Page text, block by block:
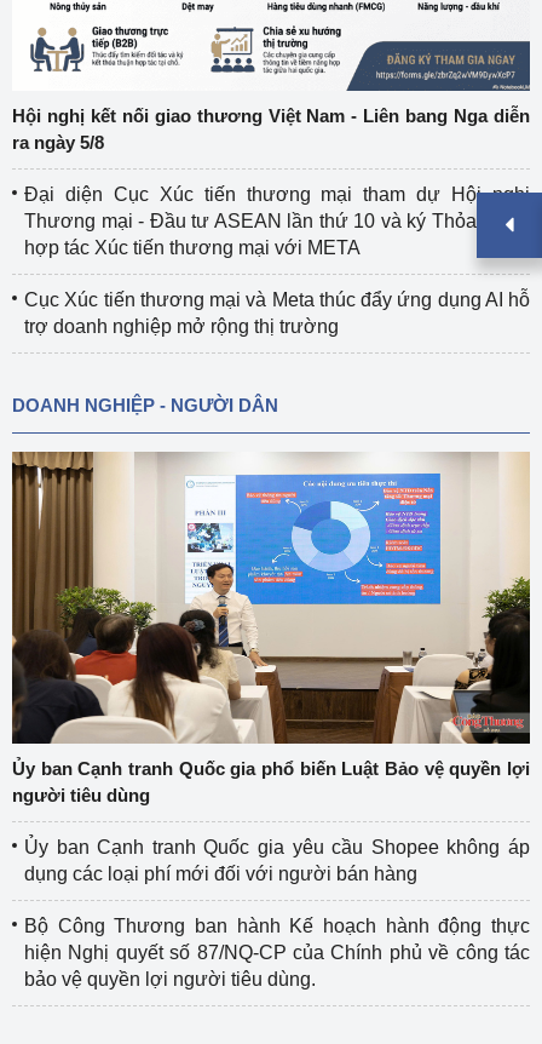
Hội nghị kết nối giao thương Việt Nam - Liên bang Nga diễn
ra ngày 5/8
Đại diện Cục Xúc tiến thương mại tham dự Hội nghị
Thương mại - Đầu tư ASEAN lần thứ 10 và ký Thỏa thuận
hợp tác Xúc tiến thương mại với META
Cục Xúc tiến thương mại và Meta thúc đẩy ứng dụng AI hỗ
trợ doanh nghiệp mở rộng thị trường
DOANH NGHIỆP - NGƯỜI DÂN
Ủy ban Cạnh tranh Quốc gia phổ biến Luật Bảo vệ quyền lợi
người tiêu dùng
Ủy ban Cạnh tranh Quốc gia yêu cầu Shopee không áp
dụng các loại phí mới đối với người bán hàng
Bộ Công Thương ban hành Kế hoạch hành động thực
hiện Nghị quyết số 87/NQ-CP của Chính phủ về công tác
bảo vệ quyền lợi người tiêu dùng.